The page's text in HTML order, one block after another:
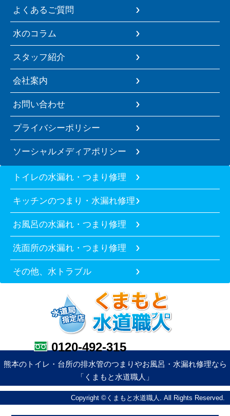
よくあるご質問
水のコラム
スタッフ紹介
会社案内
お問い合わせ
プライバシーポリシー
ソーシャルメディアポリシー
トイレの水漏れ・つまり修理
キッチンのつまり・水漏れ修理
お風呂の水漏れ・つまり修理
洗面所の水漏れ・つまり修理
その他、水トラブル
0120-492-315
熊本のトイレ・台所の排水管のつまりやお風呂・水漏れ修理なら
「くまもと水道職人」
Copyright ©くまもと水道職人. All Rights Reserved.